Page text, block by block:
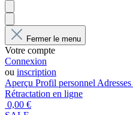
Fermer le menu
Votre compte
Connexion
ou inscription
Aperçu Profil personnel Adresses
Rétractation en ligne
0,00 €